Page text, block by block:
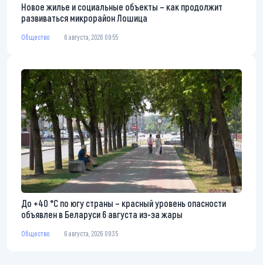
Новое жилье и социальные объекты – как продолжит
развиваться микрорайон Лошица
Общество 6 августа, 2026 09:55
До +40 °С по югу страны – красный уровень опасности
объявлен в Беларуси 6 августа из-за жары
Общество 6 августа, 2026 09:35